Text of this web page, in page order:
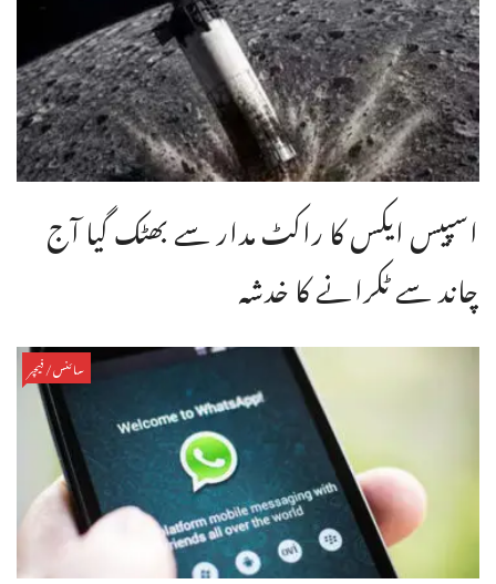
اسپیس ایکس کا راکٹ مدار سے بھٹک گیا آج
چاند سے ٹکرانے کا خدشہ
سائنس/فیچر